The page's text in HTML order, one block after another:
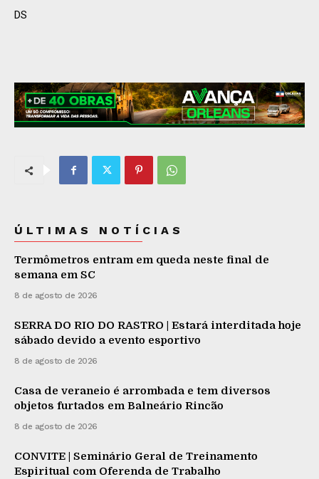
DS
ÚLTIMAS NOTÍCIAS
Termômetros entram em queda neste final de
semana em SC
8 de agosto de 2026
SERRA DO RIO DO RASTRO | Estará interditada hoje
sábado devido a evento esportivo
8 de agosto de 2026
Casa de veraneio é arrombada e tem diversos
objetos furtados em Balneário Rincão
8 de agosto de 2026
CONVITE | Seminário Geral de Treinamento
Espiritual com Oferenda de Trabalho